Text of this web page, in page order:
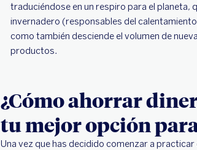
traduciéndose en un respiro para el planeta,
invernadero (responsables del
como también desciende el volumen de
productos.
¿Cómo ahorrar
tu mejor opción
Una vez que has decidido comenzar a